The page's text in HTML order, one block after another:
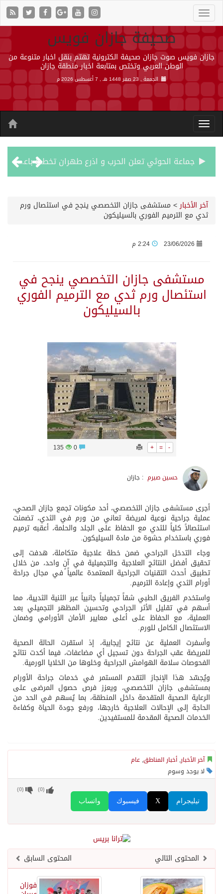
صحيفة جازان فويس
جازان فويس صوت جازان صحيفة الكترونية تهتم بنقل اخبار متنوعة من
الوطن العربي وتختص بمتابعة اخبار منطقة جازان
الجمعة , 23 صفر 1448 هـ , 7 أغسطس 2026 م
جماعة الحوثي تعلن الحرب و اذرع طهران تخطط باعمال ارهابية واسعة تطال دول الشرق الاوسط
حالة الطقس المتوقعة اليوم في المملكة
آخر الأخبار> مستشفى جازان التخصصي ينجح في استئصال ورم
ثدي مع الترميم الفوري بالسيليكون
23/06/2026
مستشفى جازان التخصصي ينجح في
استئصال ورم ثدي مع الترميم الفوري
بالسيليكون
+ = -
0
135
حسين صيرم : جازان
أجرى مستشفى جازان التخصصي، أحد مكونات تجمع جازان الصحي،
عملية جراحية نوعية لمريضة تعاني من ورم في الثدي، تضمنت
استئصالاً كلياً للثدي مع الحفاظ على الجلد والحلمة، أعقبه ترميم
فوري باستخدام حشوة من مادة السيليكون.
وجاء التدخل الجراحي ضمن خطة علاجية متكاملة، هدفت إلى
تحقيق أفضل النتائج العلاجية والتجميلية في آنٍ واحد، من خلال
تطبيق أحدث التقنيات الجراحية المعتمدة عالمياً في مجال جراحة
أورام الثدي وإعادة الترميم.
واستخدم الفريق الطبي شقاً تجميلياً جانبياً عبر الثنية الثديية، مما
أسهم في تقليل الأثر الجراحي وتحسين المظهر التجميلي بعد
العملية، مع الحفاظ على أعلى معايير الأمان الأورامي وضمان
الاستئصال الكامل للورم.
وأسفرت العملية عن نتائج إيجابية، إذ استقرت الحالة الصحية
للمريضة عقب الجراحة دون تسجيل أي مضاعفات، فيما أكدت نتائج
الفحوصات سلامة الهوامش الجراحية وخلوها من الخلايا الورمية.
ويُجسّد هذا الإنجاز التقدم المستمر في خدمات جراحة الأورام
بمستشفى جازان التخصصي، ويعزز فرص حصول المرضى على
الرعاية الصحية المتقدمة داخل المنطقة، بما يُسهم في الحد من
الحاجة إلى الإحالات العلاجية خارجها، ورفع جودة الحياة وكفاءة
الخدمات الصحية المقدمة للمستفيدين.
آخر الأخبار, أخبار المناطق, عام
لا يوجد وسوم
واتساب فيسبوك X تيليجرام
(
0
) (
0
)
المحتوى السابق
المحتوى التالي
فوزان